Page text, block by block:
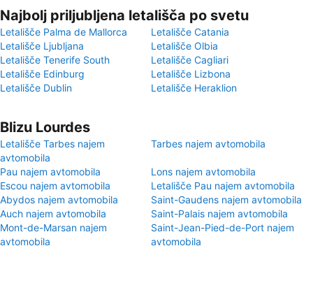
Najbolj priljubljena letališča po svetu
Letališče Palma de Mallorca
Letališče Catania
Letališče Ljubljana
Letališče Olbia
Letališče Tenerife South
Letališče Cagliari
Letališče Edinburg
Letališče Lizbona
Letališče Dublin
Letališče Heraklion
Blizu Lourdes
Letališče Tarbes najem
avtomobila
Tarbes najem avtomobila
Pau najem avtomobila
Lons najem avtomobila
Escou najem avtomobila
Letališče Pau najem avtomobila
Abydos najem avtomobila
Saint-Gaudens najem avtomobila
Auch najem avtomobila
Saint-Palais najem avtomobila
Mont-de-Marsan najem
avtomobila
Saint-Jean-Pied-de-Port najem
avtomobila